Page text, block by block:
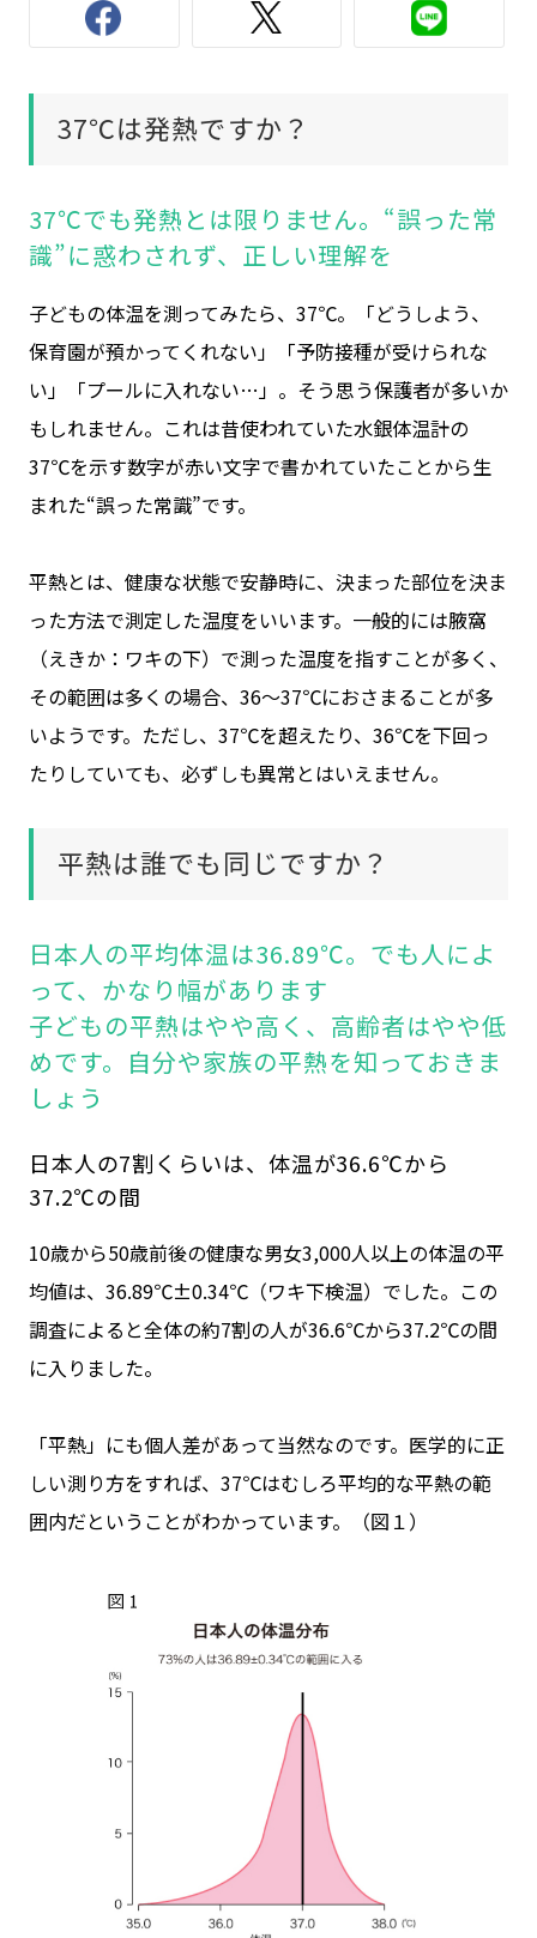
個人情報保護方針 クッキーポリシー
クッキー詳細設定 ソーシャルメディアポリシー
テルモ公式SNS
All Right Reserved.
37℃は発熱ですか？
37℃でも発熱とは限りません。“誤った常
識”に惑わされず、正しい理解を
子どもの体温を測ってみたら、37℃。「どうしよう、
保育園が預かってくれない」「予防接種が受けられな
い」「プールに入れない…」。そう思う保護者が多いか
もしれません。これは昔使われていた水銀体温計の
37℃を示す数字が赤い文字で書かれていたことから生
まれた“誤った常識”です。
平熱とは、健康な状態で安静時に、決まった部位を決ま
った方法で測定した温度をいいます。一般的には腋窩
（えきか：ワキの下）で測った温度を指すことが多く、
その範囲は多くの場合、36～37℃におさまることが多
いようです。ただし、37℃を超えたり、36℃を下回っ
たりしていても、必ずしも異常とはいえません。
平熱は誰でも同じですか？
日本人の平均体温は36.89℃。でも人によ
って、かなり幅があります
子どもの平熱はやや高く、高齢者はやや低
めです。自分や家族の平熱を知っておきま
しょう
日本人の7割くらいは、体温が36.6℃から
37.2℃の間
10歳から50歳前後の健康な男女3,000人以上の体温の平
均値は、36.89℃±0.34℃（ワキ下検温）でした。この
調査によると全体の約7割の人が36.6℃から37.2℃の間
に入りました。
「平熱」にも個人差があって当然なのです。医学的に正
しい測り方をすれば、37℃はむしろ平均的な平熱の範
囲内だということがわかっています。（図１）